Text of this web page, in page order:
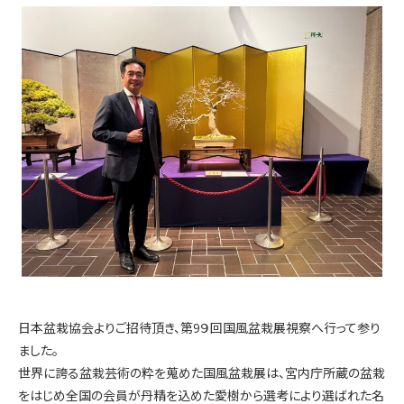
日本盆栽協会よりご招待頂き、第9９回国風盆栽展視察へ行って参り
ました。
世界に誇る盆栽芸術の粋を蒐めた国風盆栽展は、宮内庁所蔵の盆栽
をはじめ全国の会員が丹精を込めた愛樹から選考により選ばれた名